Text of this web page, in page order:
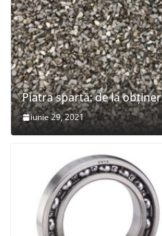
Piatra spartă: de la
iunie 29, 2021